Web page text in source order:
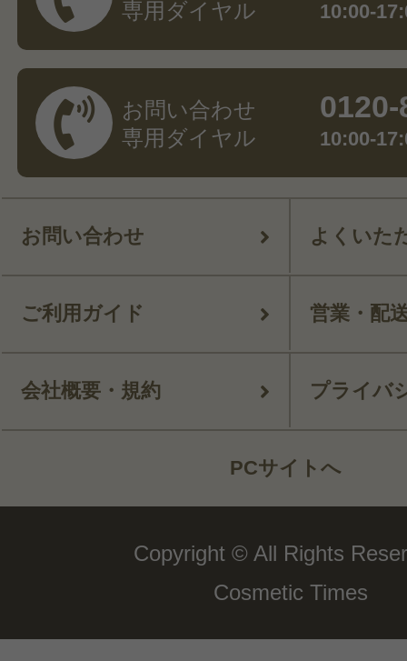
専用ダイヤル 10:00-
お問い合わせ
専用ダイヤル
10:00-
お問い合わせ よくいた
ご利用ガイド 営業・配
会社概要・規約 プライバ
PCサイトへ
Copyright © All Rights
Cosmetic Times